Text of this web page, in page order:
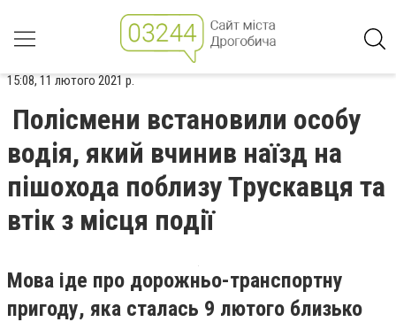
15:08, 11 лютого 2021 р.
Полісмени встановили особу
водія, який вчинив наїзд на
пішохода поблизу Трускавця та
втік з місця події
Мова іде про дорожньо-транспортну
пригоду, яка сталась 9 лютого близько